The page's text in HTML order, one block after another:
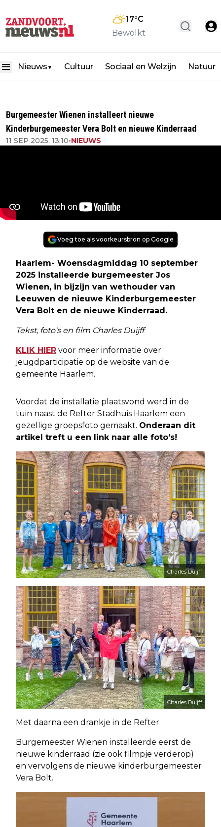
17°C
Bewolkt
Nieuws ▼ Cultuur Sociaal en Welzijn Natuur
Burgemeester Wienen installeert nieuwe
Kinderburgemeester Vera Bolt en nieuwe Kinderraad
11 SEP 2025, 13:10•NIEUWS
Voeg toe als voorkeursbron op Google
Haarlem- Woensdagmiddag 10 september
2025 installeerde burgemeester Jos
Wienen, in bijzijn van wethouder van
Leeuwen de nieuwe Kinderburgemeester
Vera Bolt en de nieuwe Kinderraad.
Tekst, foto's en film Charles Duijff
KLIK HIER voor meer informatie over
jeugdparticipatie op de website van de
gemeente Haarlem.
Voordat de installatie plaatsvond werd in de
tuin naast de Refter Stadhuis Haarlem een
gezellige groepsfoto gemaakt. Onderaan dit
artikel treft u een link naar alle foto's!
Charles Duijff
Charles Duijff
Met daarna een drankje in de Refter
Burgemeester Wienen installeerde eerst de
nieuwe kinderraad (zie ook filmpje verderop)
en vervolgens de nieuwe kinderburgemeester
Vera Bolt.